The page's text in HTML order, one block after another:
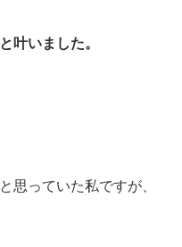
叶いました。
思っていた私ですが、